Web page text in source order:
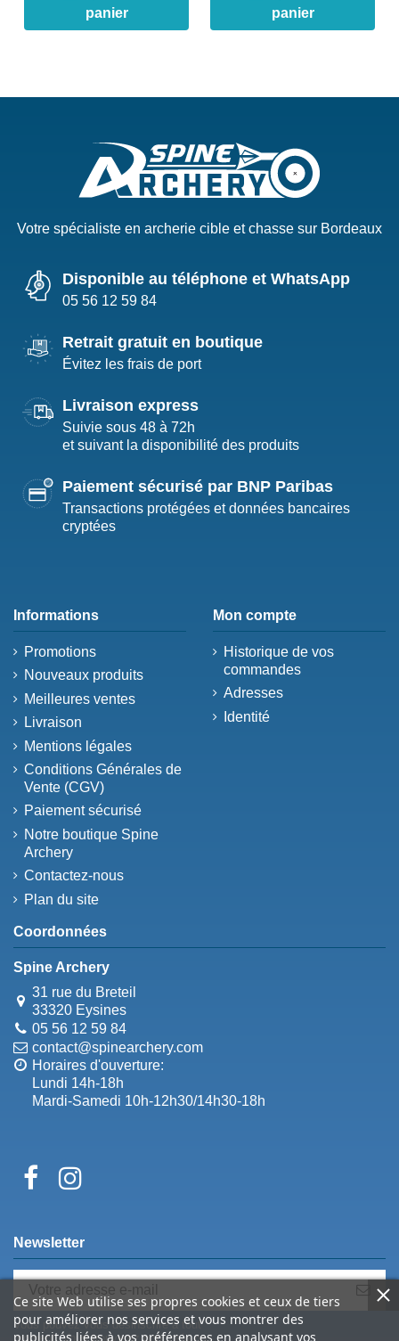
panier
panier
Votre spécialiste en archerie cible et chasse sur Bordeaux
Disponible au téléphone et WhatsApp
05 56 12 59 84
Retrait gratuit en boutique
Évitez les frais de port
Livraison express
Suivie sous 48 à 72h
et suivant la disponibilité des produits
Paiement sécurisé par BNP Paribas
Transactions protégées et données bancaires
cryptées
Informations
Promotions
Nouveaux produits
Meilleures ventes
Livraison
Mentions légales
Conditions Générales de
Vente (CGV)
Paiement sécurisé
Notre boutique Spine
Archery
Contactez-nous
Plan du site
Mon compte
Historique de vos
commandes
Adresses
Identité
Coordonnées
Spine Archery
31 rue du Breteil
33320 Eysines
05 56 12 59 84
contact@spinearchery.com
Horaires d'ouverture:
Lundi 14h-18h
Mardi-Samedi 10h-12h30/14h30-18h
Ce site Web utilise ses propres cookies et ceux de tiers
pour améliorer nos services et vous montrer des
publicités liées à vos préférences en analysant vos
Newsletter
Vous pouvez vous désinscrire à tout
moment. Vous trouverez pour cela nos